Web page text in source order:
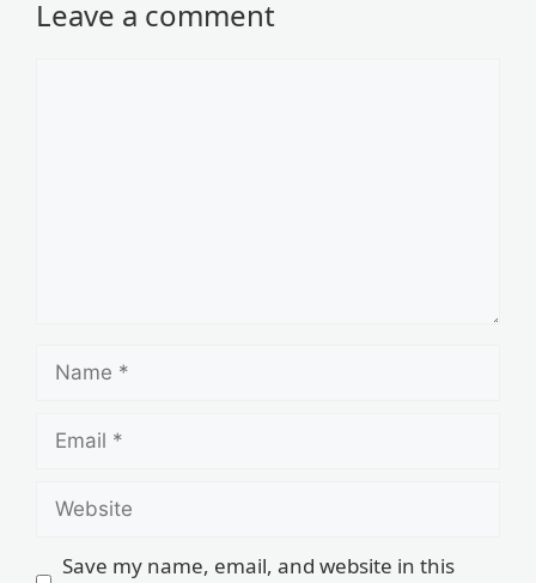
Leave a comment
Save my name, email, and website in this